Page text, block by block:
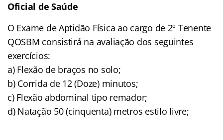
Oficial de Saúde
O Exame de Aptidão Física ao cargo de 2º Tenente
QOSBM consistirá na avaliação dos seguintes
exercícios:
a) Flexão de braços no solo;
b) Corrida de 12 (Doze) minutos;
c) Flexão abdominal tipo remador;
d) Natação 50 (cinquenta) metros estilo livre;